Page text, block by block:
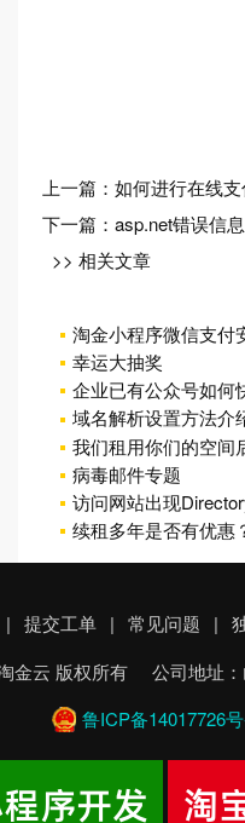
上一篇： 如何进行在线
下一篇： asp.net错误信
>> 相关文章
淘金小程序微信支付
幸运大抽奖
企业已有公众号如何
域名解析设置方法介
我们租用你们的空间
病毒邮件专题
访问网站出现
续租多年是否有优惠
| 提交工单 | 常见问题 |
金云 版权所有 公司地址
鲁ICP备14017726